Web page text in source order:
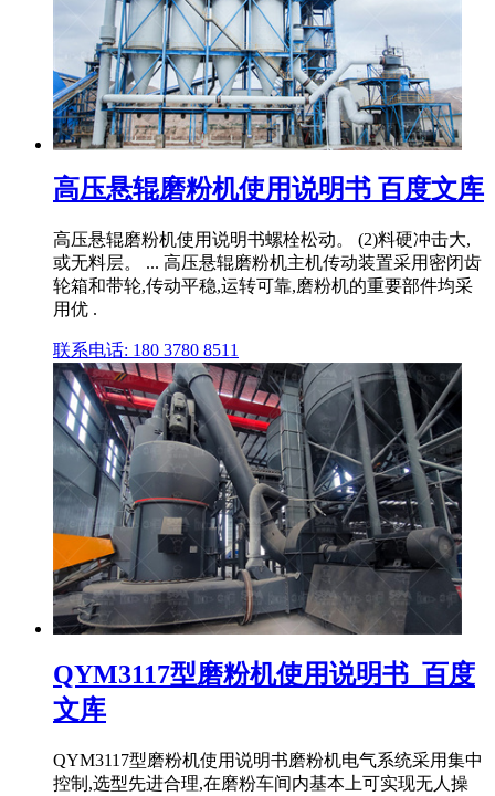
高压悬辊磨粉机使用说明书 百度文库
高压悬辊磨粉机使用说明书螺栓松动。 (2)料硬冲击大,
或无料层。 ... 高压悬辊磨粉机主机传动装置采用密闭齿
轮箱和带轮,传动平稳,运转可靠,磨粉机的重要部件均采
用优 .
联系电话: 180 3780 8511
QYM3117型磨粉机使用说明书_百度
文库
QYM3117型磨粉机使用说明书磨粉机电气系统采用集中
控制,选型先进合理,在磨粉车间内基本上可实现无人操